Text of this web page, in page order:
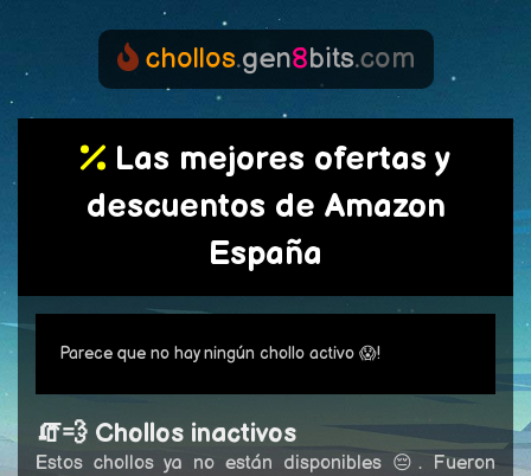
chollos.gen8bits.com
Las mejores ofertas y
descuentos de Amazon
España
Parece que no hay ningún chollo activo 😱!
🧯💨 Chollos inactivos
Estos chollos ya no están disponibles 😔. Fueron